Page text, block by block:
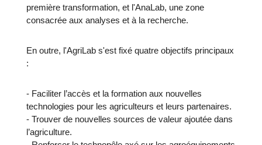
première transformation, et l'AnaLab, une zone
consacrée aux analyses et à la recherche.
En outre, l'AgriLab s'est fixé quatre objectifs principaux
:
- Faciliter l’accès et la formation aux nouvelles
technologies pour les agriculteurs et leurs partenaires.
- Trouver de nouvelles sources de valeur ajoutée dans
l’agriculture.